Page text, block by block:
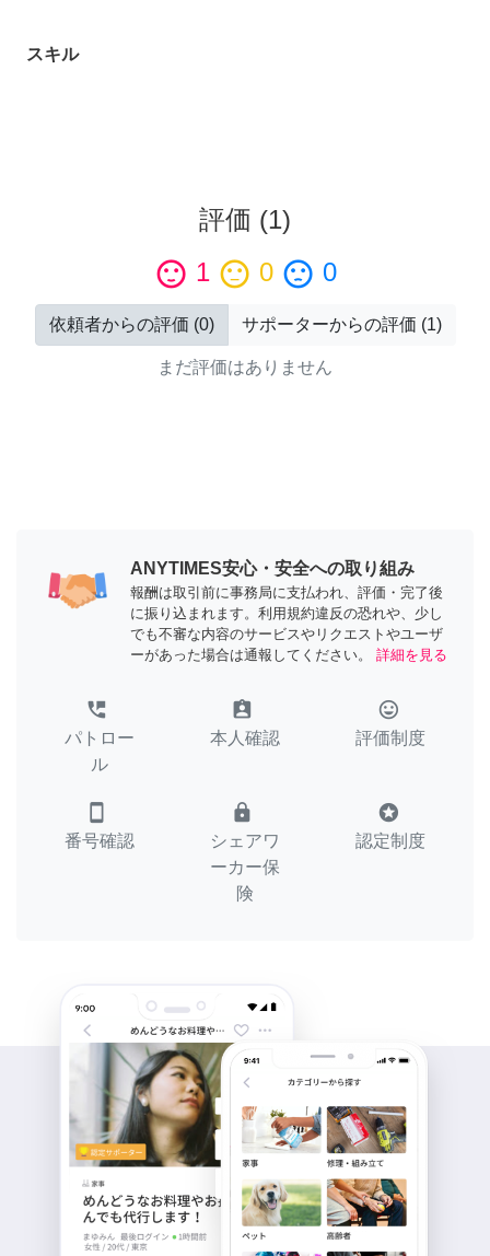
スキル
評価 (1)
sentiment_satisfied 1 sentiment_neutral 0 sentiment_dissatisfied 0
依頼者からの評価 (0) サポーターからの評価 (1)
まだ評価はありません
ANYTIMES安心・安全への取り組み
報酬は取引前に事務局に支払われ、評価・完了後
に振り込まれます。利用規約違反の恐れや、少し
でも不審な内容のサービスやリクエストやユーザ
ーがあった場合は通報してください。
詳細を見る
perm_phone_msg
パトロー
ル
assignment_ind
本人確認
tag_faces
評価制度
smartphone
番号確認
lock
シェアワ
ーカー保
険
stars
認定制度